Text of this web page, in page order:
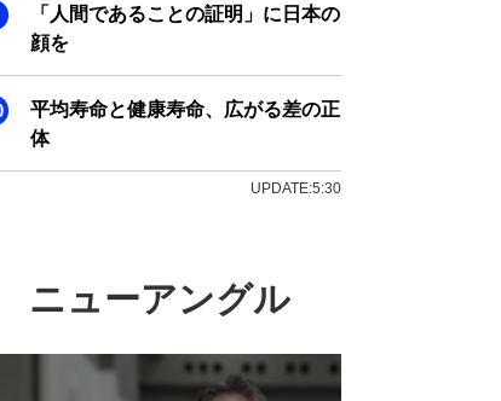
「人間であることの証明」に日本の
顔を
平均寿命と健康寿命、広がる差の正
体
UPDATE:5:30
ニューアングル